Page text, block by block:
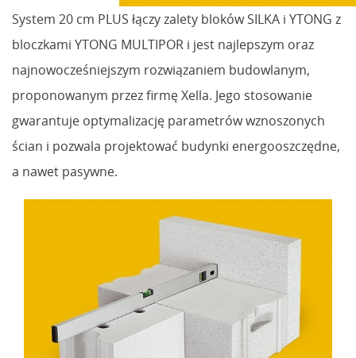
System 20 cm PLUS łączy zalety bloków SILKA i YTONG z
bloczkami YTONG MULTIPOR i jest najlepszym oraz
najnowocześniejszym rozwiązaniem budowlanym,
proponowanym przez firmę Xella. Jego stosowanie
gwarantuje optymalizację parametrów wznoszonych
ścian i pozwala projektować budynki energooszczędne,
a nawet pasywne.